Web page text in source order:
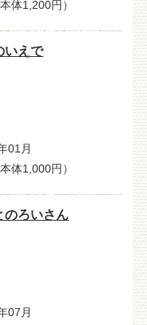
体1,200円）
いえで
01月
体1,000円）
のろいさん
07月